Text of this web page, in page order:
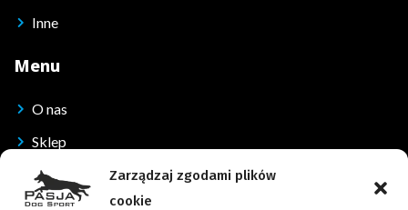
Zarządzaj zgodami plików
cookie
Inne
Menu
O nas
Sklep
Kontakt